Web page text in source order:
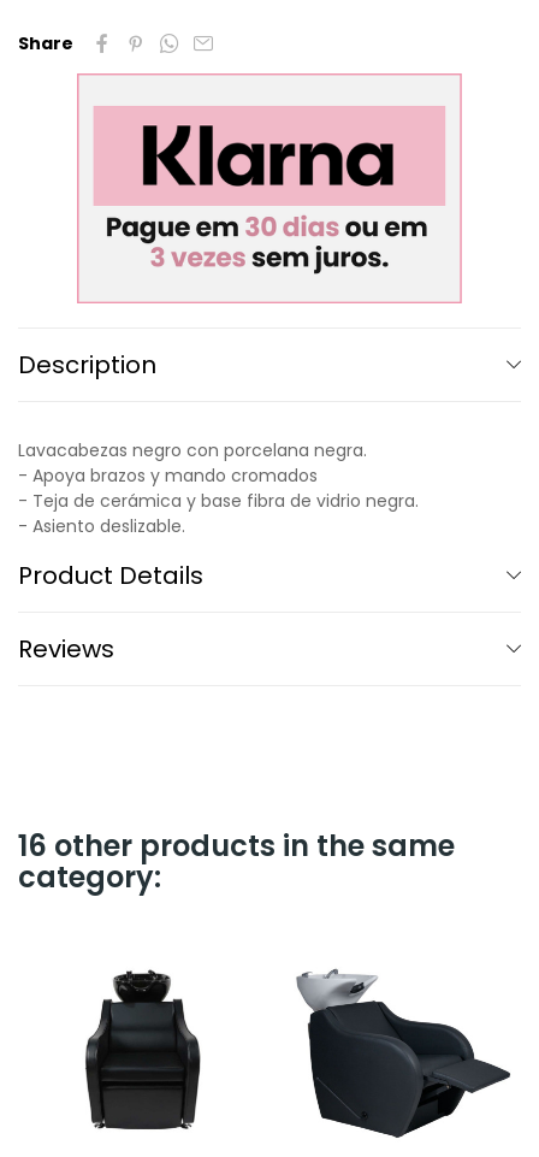
Share
Description
Lavacabezas negro con porcelana negra.
- Apoya brazos y mando cromados
- Teja de cerámica y base fibra de vidrio negra.
- Asiento deslizable.
Product Details
Reviews
16 other products in the same
category: